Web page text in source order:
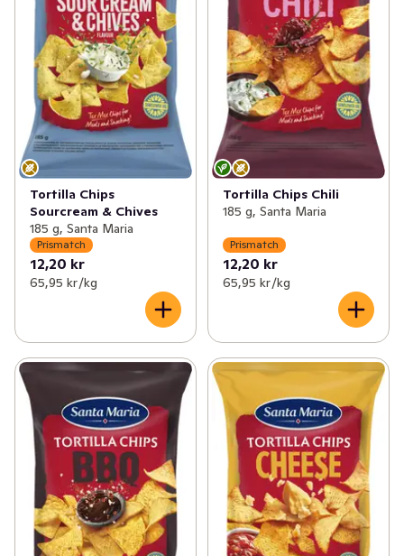
Tortilla Chips
Sourcream & Chives
185 g, Santa Maria
Prismatch
12,20 kr
65,95 kr /kg
Tortilla Chips Chili
185 g, Santa Maria
Prismatch
12,20 kr
65,95 kr /kg